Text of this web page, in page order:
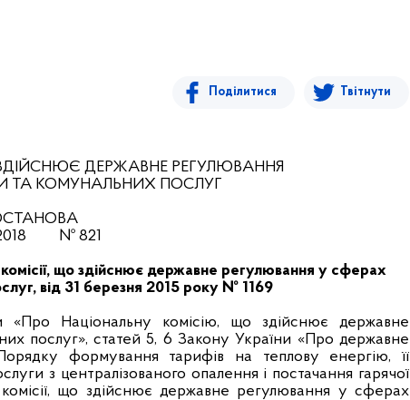
Поділитися Твітнути
ДЕРЖАВНЕ РЕГУЛЮВАННЯ
ТА КОМУНАЛЬНИХ ПОСЛУГ
8 № 821
що здійснює державне регулювання у сферах
від 31 березня 2015 року № 1169
«Про Національну комісію, що здійснює державне
послуг», статей 5, 6 Закону України «Про державне
формування тарифів на теплову енергію, її
з централізованого опалення і постачання гарячої
що здійснює державне регулювання у сферах